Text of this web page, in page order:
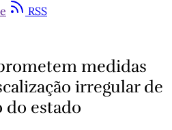
RSS
medidas
irregular de
do estado